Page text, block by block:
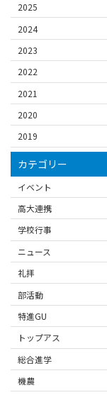
2025
2024
2023
2022
2021
2020
2019
カテゴリー
イベント
高大連携
学校行事
ニュース
礼拝
部活動
特進GU
トップアス
総合進学
機農